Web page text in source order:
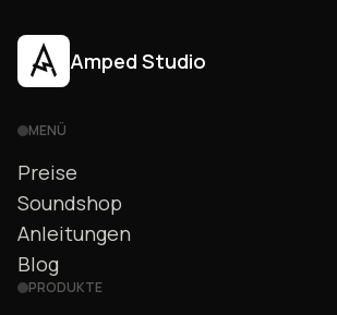
Amped Studio
MENÜ
Preise
Soundshop
Anleitungen
Blog
PRODUKTE